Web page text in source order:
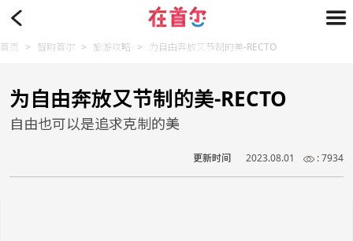
首页 > 智购首尔 > 旅游攻略 > 为自由奔放又节制的美-RECTO
为自由奔放又节制的美-RECTO
自由也可以是追求克制的美
更新时间 2023.08.01 : 7934